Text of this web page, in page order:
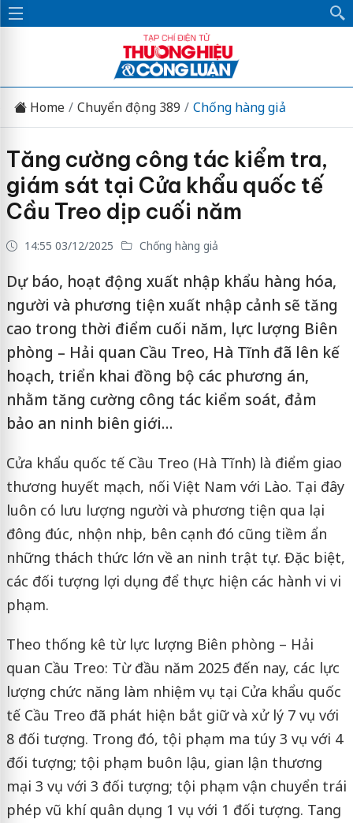
Home Chuyển động 389 Chống hàng giả
Tăng cường công tác kiểm tra,
giám sát tại Cửa khẩu quốc tế
Cầu Treo dịp cuối năm
14:55 03/12/2025 Chống hàng giả
Dự báo, hoạt động xuất nhập khẩu hàng hóa,
người và phương tiện xuất nhập cảnh sẽ tăng
cao trong thời điểm cuối năm, lực lượng Biên
phòng – Hải quan Cầu Treo, Hà Tĩnh đã lên kế
hoạch, triển khai đồng bộ các phương án,
nhằm tăng cường công tác kiểm soát, đảm
bảo an ninh biên giới…
Cửa khẩu quốc tế Cầu Treo (Hà Tĩnh) là điểm giao
thương huyết mạch, nối Việt Nam với Lào. Tại đây
luôn có lưu lượng người và phương tiện qua lại
đông đúc, nhộn nhịp, bên cạnh đó cũng tiềm ẩn
những thách thức lớn về an ninh trật tự. Đặc biệt,
các đối tượng lợi dụng để thực hiện các hành vi vi
phạm.
Theo thống kê từ lực lượng Biên phòng – Hải
quan Cầu Treo: Từ đầu năm 2025 đến nay, các lực
lượng chức năng làm nhiệm vụ tại Cửa khẩu quốc
tế Cầu Treo đã phát hiện bắt giữ và xử lý 7 vụ với
8 đối tượng. Trong đó, tội phạm ma túy 3 vụ với 4
đối tượng; tội phạm buôn lậu, gian lận thương
mại 3 vụ với 3 đối tượng; tội phạm vận chuyển trái
phép vũ khí quân dụng 1 vụ với 1 đối tượng. Tang